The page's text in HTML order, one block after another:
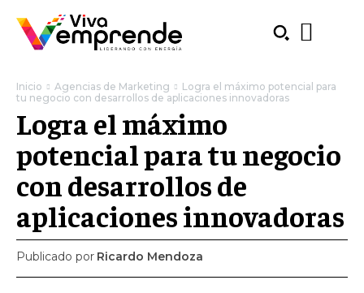
Inicio Agencias de Marketing
Logra el máximo potencial para
tu negocio con desarrollos de aplicaciones innovadoras
Logra el máximo
potencial para tu negocio
con desarrollos de
aplicaciones innovadoras
Publicado por Ricardo Mendoza